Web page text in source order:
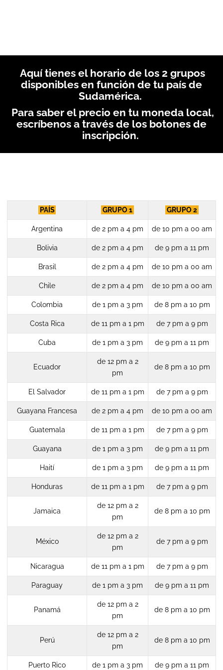
Aquí tienes el horario de los 2 grupos
disponibles en función de tu país de
Sudamérica.
Para saber el precio en tu moneda local,
escríbenos a través de los botones de
inscripción.
PAÍS GRUPO 1 GRUPO 2
Argentina de 2 pm a 4 pm de 10 pm a 00 am
Bolivia de 2 pm a 4 pm de 9 pm a 11 pm
Brasil de 2 pm a 4 pm de 10 pm a 00 am
Chile de 2 pm a 4 pm de 10 pm a 00 am
Colombia de 1 pm a 3 pm de 8 pm a 10 pm
Costa Rica de 11 pm a 1 pm de 7 pm a 9 pm
Cuba de 1 pm a 3 pm de 9 pm a 11 pm
Ecuador
de 12 pm a 2
pm
de 8 pm a 10 pm
El Salvador de 11 pm a 1 pm de 7 pm a 9 pm
Guayana Francesa de 2 pm a 4 pm de 10 pm a 00 am
Guatemala de 11 pm a 1 pm de 7 pm a 9 pm
Guayana de 1 pm a 3 pm de 9 pm a 11 pm
Haití de 1 pm a 3 pm de 9 pm a 11 pm
Honduras de 11 pm a 1 pm de 7 pm a 9 pm
Jamaica
de 12 pm a 2
pm
de 8 pm a 10 pm
México
de 12 pm a 2
pm
de 7 pm a 9 pm
Nicaragua de 11 pm a 1 pm de 7 pm a 9 pm
Paraguay de 1 pm a 3 pm de 9 pm a 11 pm
Panamá
de 12 pm a 2
pm
de 8 pm a 10 pm
Perú
de 12 pm a 2
pm
de 8 pm a 10 pm
Puerto Rico de 1 pm a 3 pm de 9 pm a 11 pm